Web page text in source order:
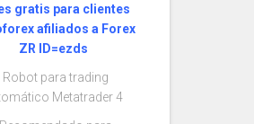
gratis para clientes
afiliados a Forex
ZR ID=ezds
Robot para trading
Metatrader 4